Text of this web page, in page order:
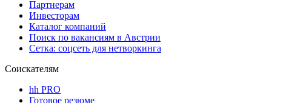
Партнерам
Инвесторам
Каталог компаний
Поиск по вакансиям в Австрии
Сетка: соцсеть для нетворкинга
Соискателям
hh PRO
Готовое резюме